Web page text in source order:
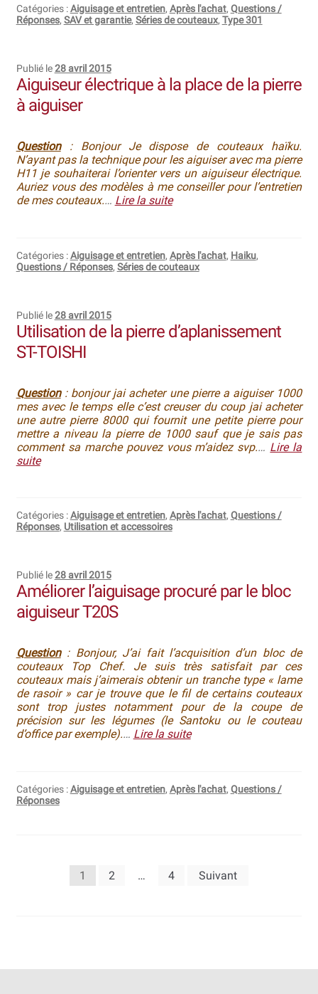
Catégories :Aiguisage et entretien, Après l'achat, Questions /
Réponses, SAV et garantie, Séries de couteaux, Type 301
Publié le28 avril 2015
Aiguiseur électrique à la place de la pierre
à aiguiser
Question
: Bonjour Je dispose de couteaux haïku.
N’ayant pas la technique pour les aiguiser avec ma pierre
H11 je souhaiterai l’orienter vers un aiguiseur électrique.
Auriez vous des modèles à me conseiller pour l’entretien
de mes couteaux.… Lire la suite
Catégories :Aiguisage et entretien, Après l'achat, Haiku,
Questions / Réponses, Séries de couteaux
Publié le28 avril 2015
Utilisation de la pierre d’aplanissement
ST-TOISHI
Question : bonjour jai acheter une pierre a aiguiser 1000
mes avec le temps elle c’est creuser du coup jai acheter
une autre pierre 8000 qui fournit une petite pierre pour
mettre a niveau la pierre de 1000 sauf que je sais pas
comment sa marche pouvez vous m’aidez svp.… Lire la
suite
Catégories :Aiguisage et entretien, Après l'achat, Questions /
Réponses, Utilisation et accessoires
Publié le28 avril 2015
Améliorer l’aiguisage procuré par le bloc
aiguiseur T20S
Question : Bonjour, J’ai fait l’acquisition d’un bloc de
couteaux Top Chef. Je suis très satisfait par ces
couteaux mais j’aimerais obtenir un tranche type « lame
de rasoir » car je trouve que le fil de certains couteaux
sont trop justes notamment pour de la coupe de
précision sur les légumes (le Santoku ou le couteau
d’office par exemple).… Lire la suite
Catégories :Aiguisage et entretien, Après l'achat, Questions /
Réponses
Pagination
1 2 … 4 Suivant